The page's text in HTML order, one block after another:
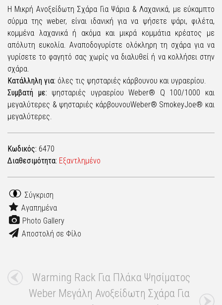
Η Μικρή Ανοξείδωτη Σχάρα Για Ψάρια & Λαχανικά, με εύκαμπτο
σύρμα της weber, είναι ιδανική για να ψήσετε ψάρι, φιλέτα,
κομμένα λαχανικά ή ακόμα και μικρά κομμάτια κρέατος με
απόλυτη ευκολία. Αναποδογυρίστε ολόκληρη τη σχάρα για να
γυρίσετε το φαγητό σας χωρίς να διαλυθεί ή να κολλήσει στην
σχάρα.
Κατάλληλη για: όλες τις ψησταριές κάρβουνου και υγραερίου.
Συμβατή με: ψησταριές υγραερίου Weber® Q 100/1000 και
μεγαλύτερες & ψησταριές κάρβουνουWeber® SmokeyJoe® και
μεγαλύτερες.
Κωδικός: 6470
Διαθεσιμότητα: Εξαντλημένο
Σύγκριση
Αγαπημένα
Photo Gallery
Αποστολή σε Φίλο
Warming Rack Για Πλάκα Ψησίματος
Weber Μεγάλη Ανοξείδωτη Σχάρα Για